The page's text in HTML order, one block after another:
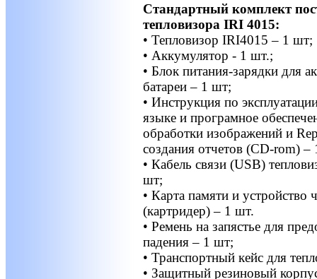
Стандартный комплект
тепловизора IRI 4015:
• Тепловизор IRI4015 – 1 шт;
• Аккумулятор - 1 шт.;
• Блок питания-зарядки для
батареи – 1 шт;
• Инструкция по
языке и програмное
обработки изображений и
создания отчетов (CD-rom) –
• Кабель связи (USB)
шт;
• Карта памяти и устройство
(картридер) – 1 шт.
• Ремень на запястье для
падения – 1 шт;
• Транспортный кейс для
• Защитный резиновый